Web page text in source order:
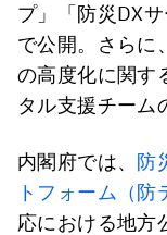
プ」「防災DX
で公開。さらに
の高度化に関す
タル支援チーム
内閣府では、 防
トフォーム（防
応における地方